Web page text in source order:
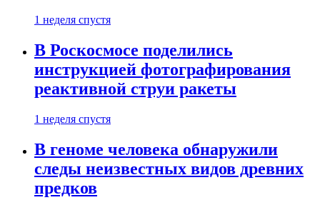
1 неделя спустя
В Роскосмосе поделились
инструкцией фотографирования
реактивной струи ракеты
1 неделя спустя
В геноме человека обнаружили
следы неизвестных видов древних
предков